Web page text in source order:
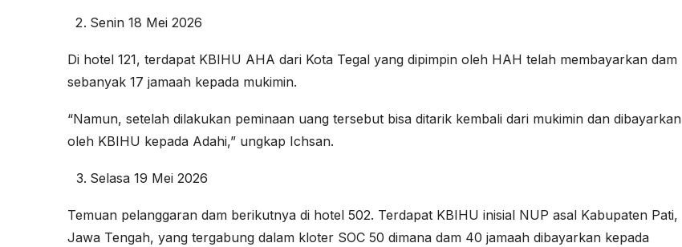
Senin 18 Mei 2026
Di hotel 121, terdapat KBIHU AHA dari Kota Tegal yang dipimpin oleh HAH telah membayarkan dam
sebanyak 17 jamaah kepada mukimin.
“Namun, setelah dilakukan peminaan uang tersebut bisa ditarik kembali dari mukimin dan dibayarkan
oleh KBIHU kepada Adahi,” ungkap Ichsan.
Selasa 19 Mei 2026
Temuan pelanggaran dam berikutnya di hotel 502. Terdapat KBIHU inisial NUP asal Kabupaten Pati,
Jawa Tengah, yang tergabung dalam kloter SOC 50 dimana dam 40 jamaah dibayarkan kepada